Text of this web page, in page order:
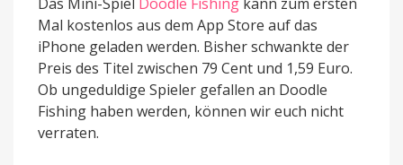
Mal kostenlos aus dem App Store auf das
iPhone geladen werden. Bisher schwankte der
Preis des Titel zwischen 79 Cent und 1,59 Euro.
Ob ungeduldige Spieler gefallen an Doodle
Fishing haben werden, können wir euch nicht
verraten.